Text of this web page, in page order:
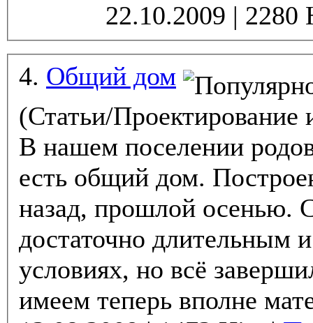
4. Общий дом
(Статьи/Проектирование
В нашем поселении
есть общий дом.
назад, прошлой осенью.
достаточно длительным
условиях, но всё
имеем теперь вполне